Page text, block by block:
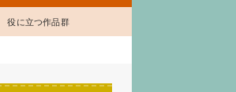
役に立つ作品群